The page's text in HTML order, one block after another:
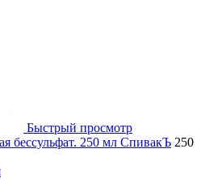
Быстрый просмотр
бессульфат. 250 мл СпивакЪ 250